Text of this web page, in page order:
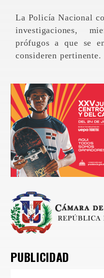
La Policía Nacional continúa profundizando las
investigaciones,
prófugos a que se
consideren pertinente.
PUBLICIDAD